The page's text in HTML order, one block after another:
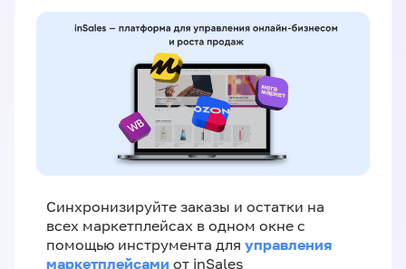
Синхронизируйте заказы и остатки на
всех маркетплейсах в одном окне с
помощью инструмента для управления
маркетплейсами от inSales